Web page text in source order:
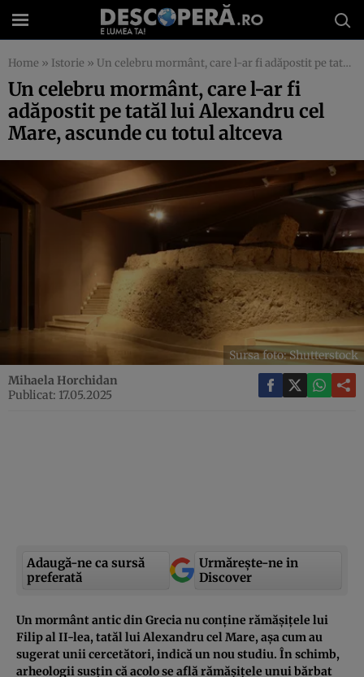
Home » Istorie » Un celebru mormânt, care l-ar fi adăpostit pe tatăl lui Alexandru cel Mare, ascunde cu totul altceva
Un celebru mormânt, care l-ar fi
adăpostit pe tatăl lui Alexandru cel
Mare, ascunde cu totul altceva
Sursa foto: Shutterstock
Mihaela Horchidan
Publicat: 17.05.2025
Adaugă-ne ca sursă
preferată
Urmărește-ne in
Discover
Un mormânt antic din Grecia nu conține rămășițele lui
Filip al II-lea, tatăl lui Alexandru cel Mare, așa cum au
sugerat unii cercetători, indică un nou studiu. În schimb,
arheologii susțin că acolo se află rămășițele unui bărbat